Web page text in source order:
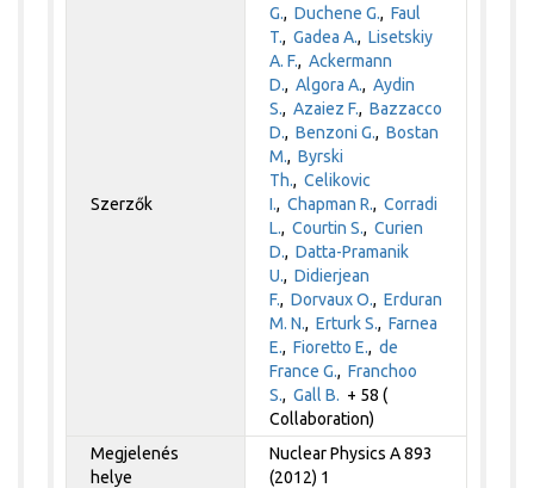
Szerzők
G.,Duchene G.,Faul
T.,Gadea A.,Lisetskiy
A. F.,Ackermann
D.,Algora A.,Aydin
S.,Azaiez F.,Bazzacco
D.,Benzoni G.,Bostan
M.,Byrski
Th.,Celikovic
I.,Chapman R.,Corradi
L.,Courtin S.,Curien
D.,Datta-Pramanik
U.,Didierjean
F.,Dorvaux O.,Erduran
M. N.,Erturk S.,Farnea
E.,Fioretto E.,de
France G.,Franchoo
S.,Gall B. + 58 (
Collaboration)
Megjelenés
helye
Nuclear Physics A 893
(2012) 1